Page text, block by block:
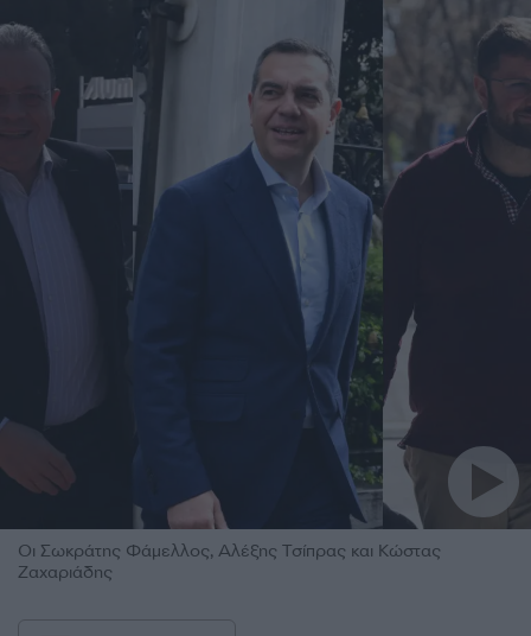
Οι Σωκράτης Φάμελλος, Αλέξης Τσίπρας και Κώστας
Ζαχαριάδης